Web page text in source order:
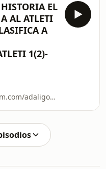
HISTORIA EL
AL ATLETI
A
1(2)-
adaligonzalez_/X: